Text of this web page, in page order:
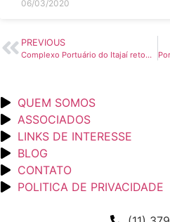
06/03/2020
PREVIOUS
Complexo Portuário do Itajaí retoma operações – A Tribuna On-line
QUEM SOMOS
ASSOCIADOS
LINKS DE INTERESSE
BLOG
CONTATO
POLITICA DE PRIVACIDADE